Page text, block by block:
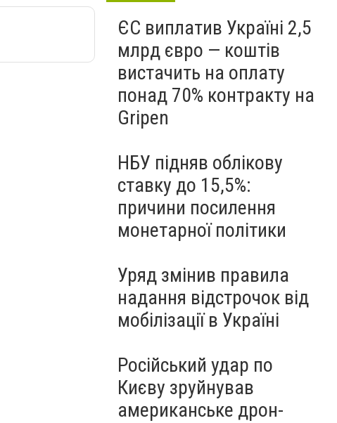
ЄС виплатив Україні 2,5
млрд євро — коштів
вистачить на оплату
понад 70% контракту на
Gripen
НБУ підняв облікову
ставку до 15,5%:
причини посилення
монетарної політики
Уряд змінив правила
надання відстрочок від
мобілізації в Україні
Російський удар по
Києву зруйнував
американське дрон-